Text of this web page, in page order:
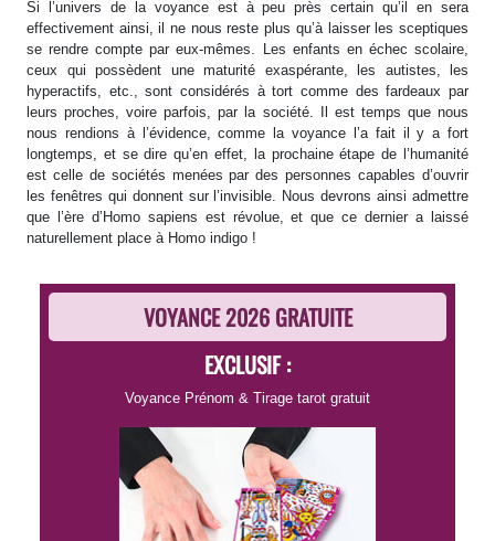
Si l’univers de la voyance est à peu près certain qu’il en sera
effectivement ainsi, il ne nous reste plus qu’à laisser les sceptiques
se rendre compte par eux-mêmes. Les enfants en échec scolaire,
ceux qui possèdent une maturité exaspérante, les autistes, les
hyperactifs, etc., sont considérés à tort comme des fardeaux par
leurs proches, voire parfois, par la société. Il est temps que nous
nous rendions à l’évidence, comme la voyance l’a fait il y a fort
longtemps, et se dire qu’en effet, la prochaine étape de l’humanité
est celle de sociétés menées par des personnes capables d’ouvrir
les fenêtres qui donnent sur l’invisible. Nous devrons ainsi admettre
que l’ère d’Homo sapiens est révolue, et que ce dernier a laissé
naturellement place à Homo indigo !
VOYANCE 2026 GRATUITE
EXCLUSIF :
Voyance Prénom & Tirage tarot gratuit